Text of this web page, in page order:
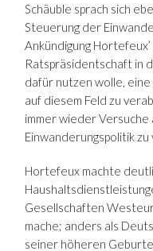
Schäuble sprach sich
Steuerung der
Ankündigung
Ratspräsidentschaft in
dafür nutzen wolle,
auf diesem Feld zu
immer wieder
Einwanderungspolitik
Hortefeux machte
Gesellschaften
mache; anders als
seiner höheren